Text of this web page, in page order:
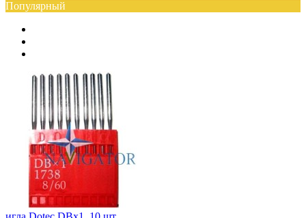
Популярный